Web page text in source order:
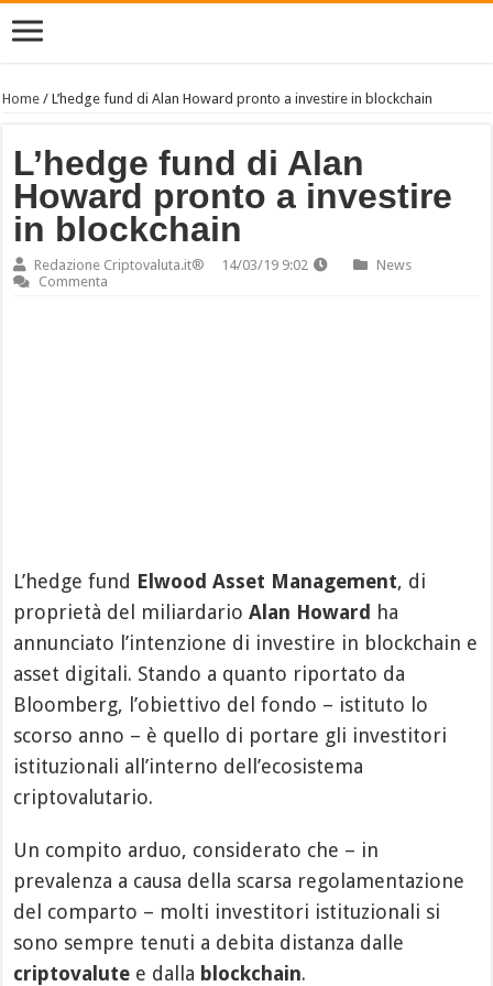
Home /L’hedge fund di Alan Howard pronto a investire in blockchain
L’hedge fund di Alan
Howard pronto a investire
in blockchain
Redazione Criptovaluta.it® 14/03/19 9:02
News
Commenta
L’hedge fund Elwood Asset Management, di
proprietà del miliardarioAlan Howard ha
annunciato l’intenzione di investire in blockchain e
asset digitali. Stando a quanto riportato da
Bloomberg, l’obiettivo del fondo – istituto lo
scorso anno – è quello di portare gli investitori
istituzionali all’interno dell’ecosistema
criptovalutario.
Un compito arduo, considerato che – in
prevalenza a causa della scarsa regolamentazione
del comparto – molti investitori istituzionali si
sono sempre tenuti a debita distanza dalle
criptovalute e dalla blockchain.